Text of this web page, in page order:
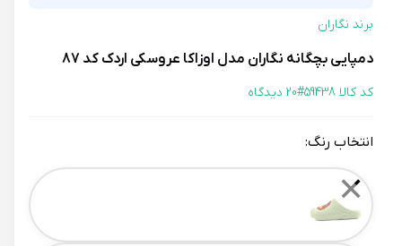
برند نگاران
دمپایی بچگانه نگاران مدل اوزاکا عروسکی اردک کد 87
کد کالا 59438# 20 دیدگاه
انتخاب رنگ:
Color
✕